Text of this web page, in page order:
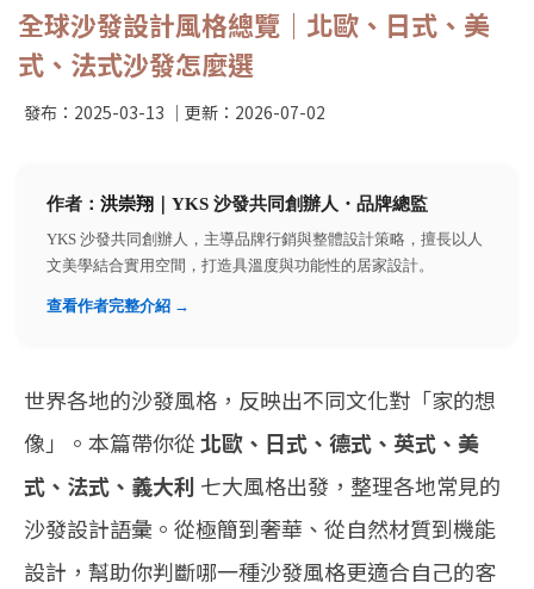
全球沙發設計風格總覽｜北歐、日式、美
式、法式沙發怎麼選
發布： 2025-03-13 ｜更新： 2026-07-02
作者： 洪崇翔 ｜YKS 沙發共同創辦人・品牌總監
YKS 沙發共同創辦人，主導品牌行銷與整體設計策略，擅長以人
文美學結合實用空間，打造具溫度與功能性的居家設計。
查看作者完整介紹 →
世界各地的沙發風格，反映出不同文化對「家的想
像」。本篇帶你從北歐、日式、德式、英式、美
式、法式、義大利 七大風格出發，整理各地常見的
沙發設計語彙。從極簡到奢華、從自然材質到機能
設計，幫助你判斷哪一種沙發風格更適合自己的客